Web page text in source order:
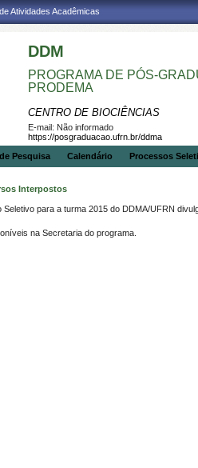
Atividades Acadêmicas
DDM
PROGRAMA DE PÓS-
PRODEMA
CENTRO DE BIOCIÊNCIAS
E-mail: Não informado
https://posgraduacao.ufrn.br/ddma
Pesquisa Calendário Processos
Interpostos
para a turma 2015 do DDMA/UFRN
na Secretaria do programa.